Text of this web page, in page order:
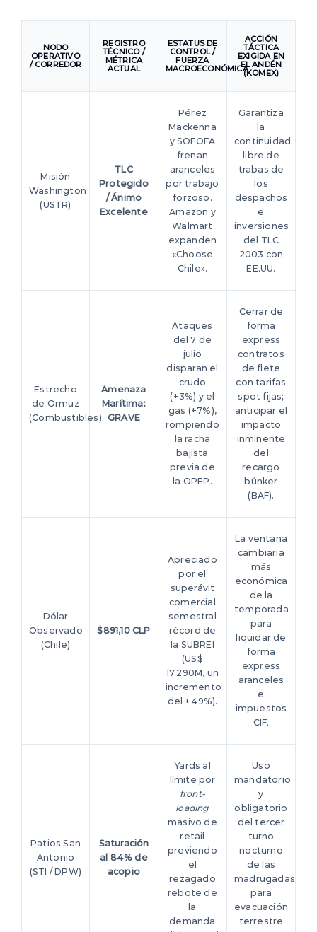
NODO
OPERATIVO
/ CORREDOR
REGISTRO
TÉCNICO /
MÉTRICA
ACTUAL
ESTATUS DE
CONTROL /
FUERZA
MACROECONÓMICA
ACCIÓN
TÁCTICA
EXIGIDA EN
EL ANDÉN
(KOMEX)
Misión
Washington
(USTR)
TLC
Protegido
/ Ánimo
Excelente
Pérez
Mackenna
y SOFOFA
frenan
aranceles
por trabajo
forzoso.
Amazon y
Walmart
expanden
«Choose
Chile».
Garantiza
la
continuidad
libre de
trabas de
los
despachos
e
inversiones
del TLC
2003 con
EE.UU.
Estrecho
de Ormuz
(Combustibles)
Amenaza
Marítima:
GRAVE
Ataques
del 7 de
julio
disparan el
crudo
(+3%) y el
gas (+7%),
rompiendo
la racha
bajista
previa de
la OPEP.
Cerrar de
forma
express
contratos
de flete
con tarifas
spot fijas;
anticipar el
impacto
inminente
del
recargo
búnker
(BAF).
Dólar
Observado
(Chile)
$891,10 CLP
Apreciado
por el
superávit
comercial
semestral
récord de
la SUBREI
(US$
17.290M, un
incremento
del +49%).
La ventana
cambiaria
más
económica
de la
temporada
para
liquidar de
forma
express
aranceles
e
impuestos
CIF.
Patios San
Antonio
(STI / DPW)
Saturación
al 84% de
acopio
Yards al
límite por
front-
loading
masivo de
retail
previendo
el
rezagado
rebote de
la
demanda
Uso
mandatorio
y
obligatorio
del tercer
turno
nocturno
de las
madrugadas
para
evacuación
terrestre